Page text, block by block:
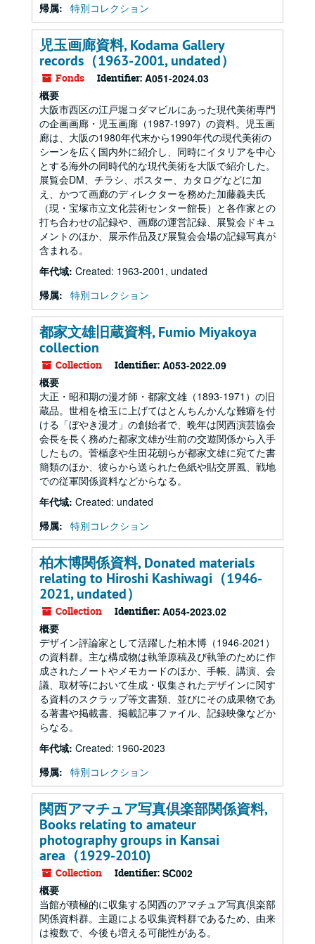
帰属: 特別コレクション
児玉画廊資料, Kodama Gallery
records（1963-2001, undated）
Fonds Identifier: A051-2024.03
概要
大阪市西区の江戸堀コダマビルにあった現代美術専門
の企画画廊・児玉画廊（1987-1997）の資料。児玉画
廊は、大阪の1980年代末から1990年代の現代美術の
シーンを広く国内外に紹介し、同時にイタリアを中心
とする海外の同時代的な現代美術を大阪で紹介した。
展覧会DM、チラシ、ポスター、カタログなどに加
え、かつて画廊のディレクターを務めた加藤義夫氏
（現・宝塚市立文化芸術センター館長）と各作家との
打ち合わせの記録や、画廊の運営記録、展覧会ドキュ
メントのほか、展示作品及び展覧会会場の記録写真が
含まれる。
年代域: Created: 1963-2001, undated
帰属: 特別コレクション
都家文雄旧蔵資料, Fumio Miyakoya
collection
Collection Identifier: A053-2022.09
概要
大正・昭和期の漫才師・都家文雄（1893-1971）の旧
蔵品。世相を槍玉に上げてはとんちんかんな難癖を付
ける「ぼやき漫才」の創始者で、晩年は関西演芸協会
会長を長く務めた都家文雄が生前の交遊関係から入手
したもの。菅楯彦や生田花朝らが都家文雄に宛てた書
簡類のほか、彼らから送られた色紙や貼交屏風、戦地
での従軍関係資料などからなる。
年代域: Created: undated
帰属: 特別コレクション
柏木博関係資料, Donated materials
relating to Hiroshi Kashiwagi（1946-
2021, undated）
Collection Identifier: A054-2023.02
概要
デザイン評論家として活躍した柏木博（1946-2021）
の資料群。主な構成物は執筆原稿及び執筆のために作
成されたノートやメモカードのほか、手帳、講演、会
議、取材等において生成・収集されたデザインに関す
る資料のスクラップ等文書類、並びにその成果物であ
る著書や掲載書、掲載記事ファイル、記録映像などか
らなる。
年代域: Created: 1960-2023
帰属: 特別コレクション
関西アマチュア写真倶楽部関係資料,
Books relating to amateur
photography groups in Kansai
area（1929-2010)
Collection Identifier: SC002
概要
当館が積極的に収集する関西のアマチュア写真倶楽部
関係資料群。主題による収集資料群であるため、由来
は複数で、今後も増える可能性がある。